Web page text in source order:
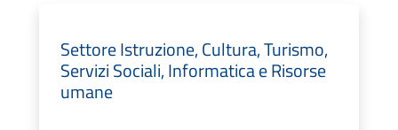
Settore Istruzione, Cultura, Turismo,
Servizi Sociali, Informatica e Risorse
umane